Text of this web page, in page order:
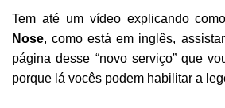
Tem até um vídeo explicando
Nose, como está em inglês,
página desse “novo serviço” que
porque lá vocês podem habilitar a